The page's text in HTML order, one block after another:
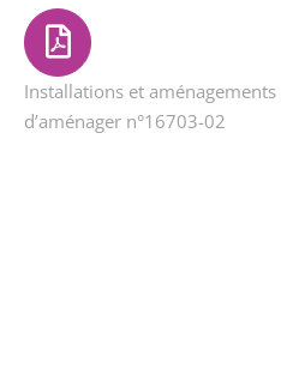
Installations et
d’aménager n°16703-02